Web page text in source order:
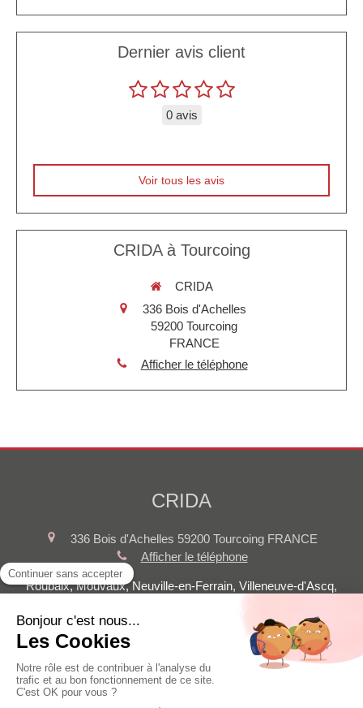
Dernier avis client
0 avis
Voir tous les avis
CRIDA à Tourcoing
CRIDA
336 Bois d'Achelles
59200 Tourcoing
FRANCE
Afficher le téléphone
CRIDA
336 Bois d'Achelles 59200 Tourcoing FRANCE
Afficher le téléphone
Roubaix, Mouvaux, Neuville-en-Ferrain, Villeneuve-d'Ascq,
lez-Lannoy, Bousbecque
Plan du site
Mentions légales